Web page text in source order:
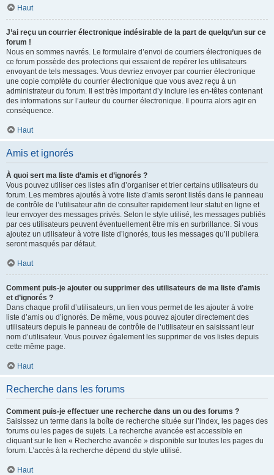
Haut
J’ai reçu un courrier électronique indésirable de la part de quelqu’un sur ce
forum !
Nous en sommes navrés. Le formulaire d’envoi de courriers électroniques de
ce forum possède des protections qui essaient de repérer les utilisateurs
envoyant de tels messages. Vous devriez envoyer par courrier électronique
une copie complète du courrier électronique que vous avez reçu à un
administrateur du forum. Il est très important d’y inclure les en-têtes contenant
des informations sur l’auteur du courrier électronique. Il pourra alors agir en
conséquence.
Haut
Amis et ignorés
À quoi sert ma liste d’amis et d’ignorés ?
Vous pouvez utiliser ces listes afin d’organiser et trier certains utilisateurs du
forum. Les membres ajoutés à votre liste d’amis seront listés dans le panneau
de contrôle de l’utilisateur afin de consulter rapidement leur statut en ligne et
leur envoyer des messages privés. Selon le style utilisé, les messages publiés
par ces utilisateurs peuvent éventuellement être mis en surbrillance. Si vous
ajoutez un utilisateur à votre liste d’ignorés, tous les messages qu’il publiera
seront masqués par défaut.
Haut
Comment puis-je ajouter ou supprimer des utilisateurs de ma liste d’amis
et d’ignorés ?
Dans chaque profil d’utilisateurs, un lien vous permet de les ajouter à votre
liste d’amis ou d’ignorés. De même, vous pouvez ajouter directement des
utilisateurs depuis le panneau de contrôle de l’utilisateur en saisissant leur
nom d’utilisateur. Vous pouvez également les supprimer de vos listes depuis
cette même page.
Haut
Recherche dans les forums
Comment puis-je effectuer une recherche dans un ou des forums ?
Saisissez un terme dans la boîte de recherche située sur l’index, les pages des
forums ou les pages de sujets. La recherche avancée est accessible en
cliquant sur le lien « Recherche avancée » disponible sur toutes les pages du
forum. L’accès à la recherche dépend du style utilisé.
Haut